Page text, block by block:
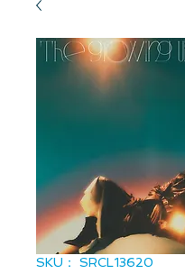
SKU： SRCL13620